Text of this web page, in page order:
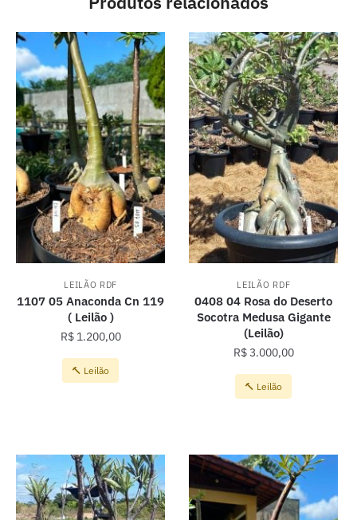
LEILÃO RDF
1107 05 Anaconda Cn 119
( Leilão )
R$1.200,00
🔨 Leilão
LEILÃO RDF
0408 04 Rosa do Deserto
Socotra Medusa Gigante
(Leilão)
R$3.000,00
🔨 Leilão